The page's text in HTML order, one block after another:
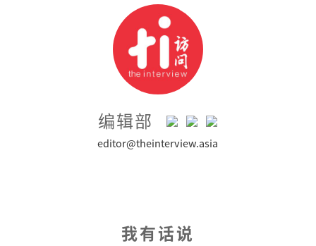
编辑部
editor@theinterview.asia
我有话说